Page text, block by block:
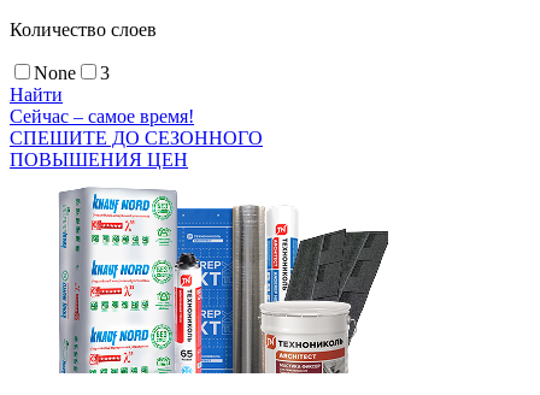
Количество слоев
None
3
Найти
Сейчас – самое время!
СПЕШИТЕ ДО СЕЗОННОГО
ПОВЫШЕНИЯ ЦЕН